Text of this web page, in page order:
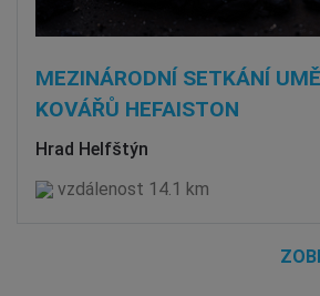
MEZINÁRODNÍ SETKÁNÍ
KOVÁŘŮ HEFAISTON
Hrad Helfštýn
vzdálenost 14.1 km